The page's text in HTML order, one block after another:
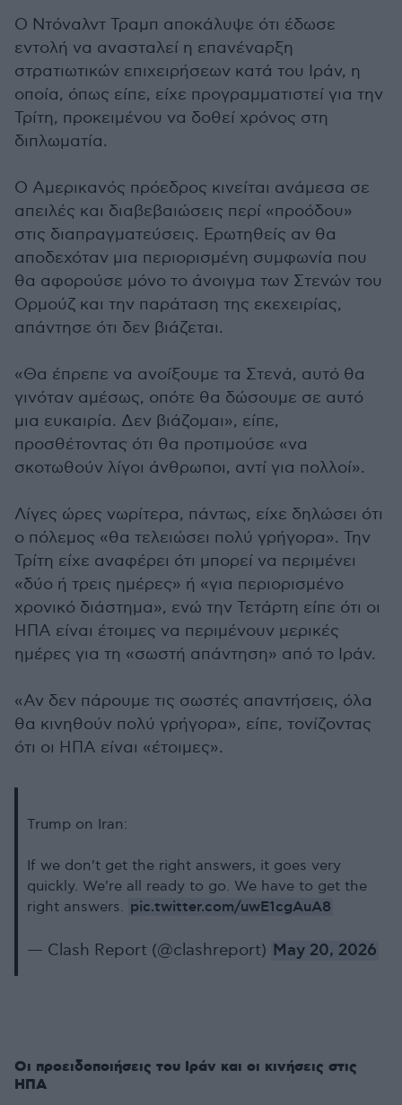
Ο Ντόναλντ Τραμπ αποκάλυψε ότι έδωσε
εντολή να ανασταλεί η επανέναρξη
στρατιωτικών επιχειρήσεων κατά του Ιράν, η
οποία, όπως είπε, είχε προγραμματιστεί για την
Τρίτη, προκειμένου να δοθεί χρόνος στη
διπλωματία.
Ο Αμερικανός πρόεδρος κινείται ανάμεσα σε
απειλές και διαβεβαιώσεις περί «προόδου»
στις διαπραγματεύσεις. Ερωτηθείς αν θα
αποδεχόταν μια περιορισμένη συμφωνία που
θα αφορούσε μόνο το άνοιγμα των Στενών του
Ορμούζ και την παράταση της εκεχειρίας,
απάντησε ότι δεν βιάζεται.
«Θα έπρεπε να ανοίξουμε τα Στενά, αυτό θα
γινόταν αμέσως, οπότε θα δώσουμε σε αυτό
μια ευκαιρία. Δεν βιάζομαι», είπε,
προσθέτοντας ότι θα προτιμούσε «να
σκοτωθούν λίγοι άνθρωποι, αντί για πολλοί».
Λίγες ώρες νωρίτερα, πάντως, είχε δηλώσει ότι
ο πόλεμος «θα τελειώσει πολύ γρήγορα». Την
Τρίτη είχε αναφέρει ότι μπορεί να περιμένει
«δύο ή τρεις ημέρες» ή «για περιορισμένο
χρονικό διάστημα», ενώ την Τετάρτη είπε ότι οι
ΗΠΑ είναι έτοιμες να περιμένουν μερικές
ημέρες για τη «σωστή απάντηση» από το Ιράν.
«Αν δεν πάρουμε τις σωστές απαντήσεις, όλα
θα κινηθούν πολύ γρήγορα», είπε, τονίζοντας
ότι οι ΗΠΑ είναι «έτοιμες».
Trump on Iran:
If we don't get the right answers, it goes very
quickly. We're all ready to go. We have to get the
right answers. pic.twitter.com/uwE1cgAuA8
— Clash Report (@clashreport) May 20, 2026
Οι προειδοποιήσεις του Ιράν και οι κινήσεις στις
ΗΠΑ